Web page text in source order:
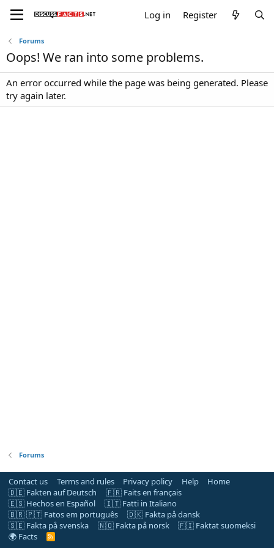
Log in Register
Forums
Oops! We ran into some problems.
An error occurred while the page was being generated. Please
try again later.
Forums
Contact us Terms and rules Privacy policy Help
Home
🇩🇪 Fakten auf Deutsch
🇫🇷 Faits en français
🇪🇸 Hechos en Español
🇮🇹 Fatti in Italiano
🇧🇷 🇵🇹 Fatos em português
🇩🇰 Fakta på dansk
🇸🇪 Fakta på svenska
🇳🇴 Fakta på norsk
🇫🇮 Faktat suomeksi
🌍 Facts
R